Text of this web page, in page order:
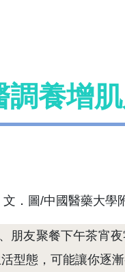
調養增
文．圖/中國醫藥大學
朋友聚餐下午茶宵
態，可能讓你逐